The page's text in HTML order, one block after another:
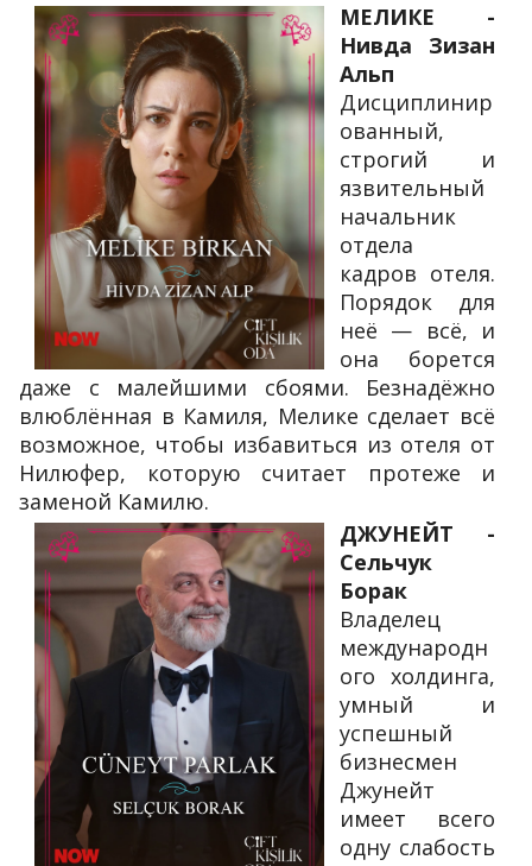
МЕЛИКЕ -
Нивда Зизан
Альп
Дисциплинир
ованный,
строгий и
язвительный
начальник
отдела
кадров отеля.
Порядок для
неё — всё, и
она борется
даже с малейшими сбоями. Безнадёжно
влюблённая в Камиля, Мелике сделает всё
возможное, чтобы избавиться из отеля от
Нилюфер, которую считает протеже и
заменой Камилю.
ДЖУНЕЙТ -
Сельчук
Борак
Владелец
международн
ого холдинга,
умный и
успешный
бизнесмен
Джунейт
имеет всего
одну слабость